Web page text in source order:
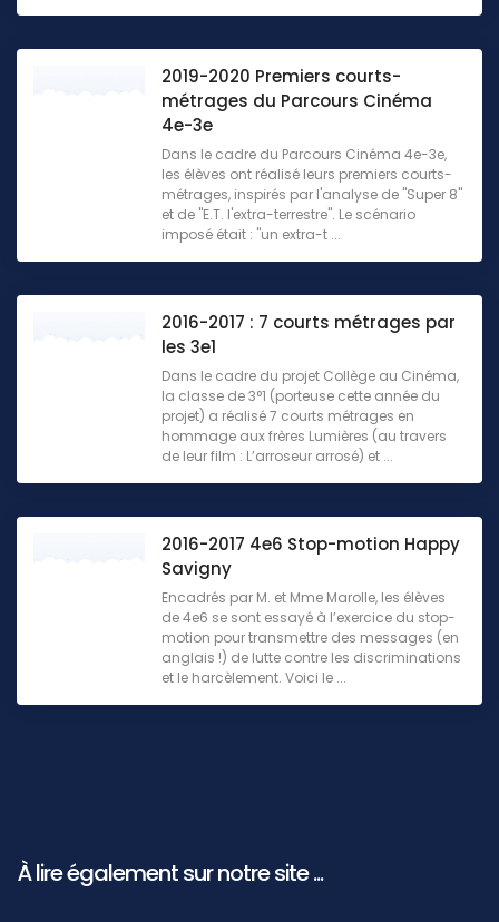
2019-2020 Premiers courts-
métrages du Parcours Cinéma
4e-3e
Dans le cadre du Parcours Cinéma 4e-3e,
les élèves ont réalisé leurs premiers courts-
métrages, inspirés par l'analyse de "Super 8"
et de "E.T. l'extra-terrestre". Le scénario
imposé était : "un extra-t ...
2016-2017 : 7 courts métrages par
les 3e1
Dans le cadre du projet Collège au Cinéma,
la classe de 3°1 (porteuse cette année du
projet) a réalisé 7 courts métrages en
hommage aux frères Lumières (au travers
de leur film : L’arroseur arrosé) et ...
2016-2017 4e6 Stop-motion Happy
Savigny
Encadrés par M. et Mme Marolle, les élèves
de 4e6 se sont essayé à l’exercice du stop-
motion pour transmettre des messages (en
anglais !) de lutte contre les discriminations
et le harcèlement. Voici le ...
À lire également sur notre site ...